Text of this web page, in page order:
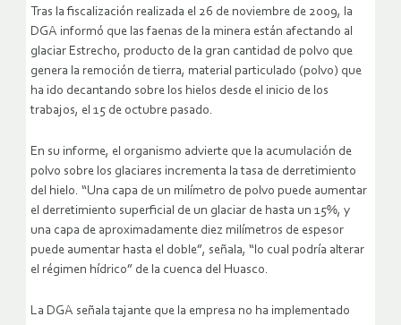
Tras la fiscalización realizada el 26 de noviembre de 2009, la
DGA informó que las faenas de la minera están afectando al
glaciar Estrecho, producto de la gran cantidad de polvo que
genera la remoción de tierra, material particulado (polvo) que
ha ido decantando sobre los hielos desde el inicio de los
trabajos, el 15 de octubre pasado.
En su informe, el organismo advierte que la acumulación de
polvo sobre los glaciares incrementa la tasa de derretimiento
del hielo. “Una capa de un milímetro de polvo puede aumentar
el derretimiento superficial de un glaciar de hasta un 15%, y
una capa de aproximadamente diez milímetros de espesor
puede aumentar hasta el doble”, señala, “lo cual podría alterar
el régimen hídrico” de la cuenca del Huasco.
La DGA señala tajante que la empresa no ha implementado